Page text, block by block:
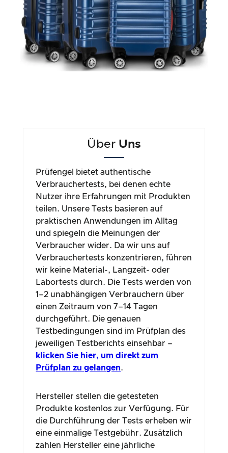
Über Uns
Prüfengel bietet authentische
Verbrauchertests, bei denen echte
Nutzer ihre Erfahrungen mit Produkten
teilen. Unsere Tests basieren auf
praktischen Anwendungen im Alltag
und spiegeln die Meinungen der
Verbraucher wider. Da wir uns auf
Verbrauchertests konzentrieren, führen
wir keine Material-, Langzeit- oder
Labortests durch. Die Tests werden von
1–2 unabhängigen Verbrauchern über
einen Zeitraum von 7–14 Tagen
durchgeführt. Die genauen
Testbedingungen sind im Prüfplan des
jeweiligen Testberichts einsehbar –
klicken Sie hier, um direkt zum
Prüfplan zu gelangen.
Hersteller stellen die getesteten
Produkte kostenlos zur Verfügung. Für
die Durchführung der Tests erheben wir
eine einmalige Testgebühr. Zusätzlich
zahlen Hersteller eine jährliche